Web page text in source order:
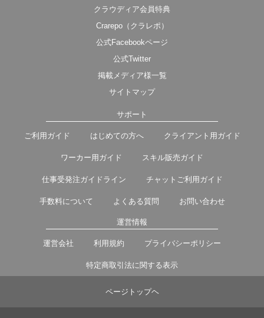
クラウディア会員特典
Crarepo（クラレポ）
公式Facebookページ
公式Twitter
掲載メディア様一覧
サイトマップ
サポート
ご利用ガイド はじめての方へ クライアント用ガイド
ワーカー用ガイド スキル販売ガイド
仕事受発注ガイドライン チャットご利用ガイド
手数料について よくある質問 お問い合わせ
運営情報
運営会社 利用規約 プライバシーポリシー
特定商取引法に関する表示
ページトップヘ